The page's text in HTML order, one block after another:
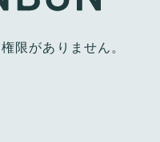
限がありません。